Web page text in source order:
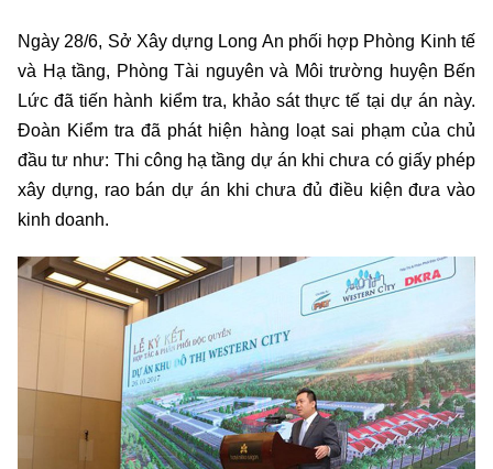
Ngày 28/6, Sở Xây dựng Long An phối hợp Phòng Kinh tế
và Hạ tầng, Phòng Tài nguyên và Môi trường huyện Bến
Lức đã tiến hành kiểm tra, khảo sát thực tế tại dự án này.
Đoàn Kiểm tra đã phát hiện hàng loạt sai phạm của chủ
đầu tư như: Thi công hạ tầng dự án khi chưa có giấy phép
xây dựng, rao bán dự án khi chưa đủ điều kiện đưa vào
kinh doanh.